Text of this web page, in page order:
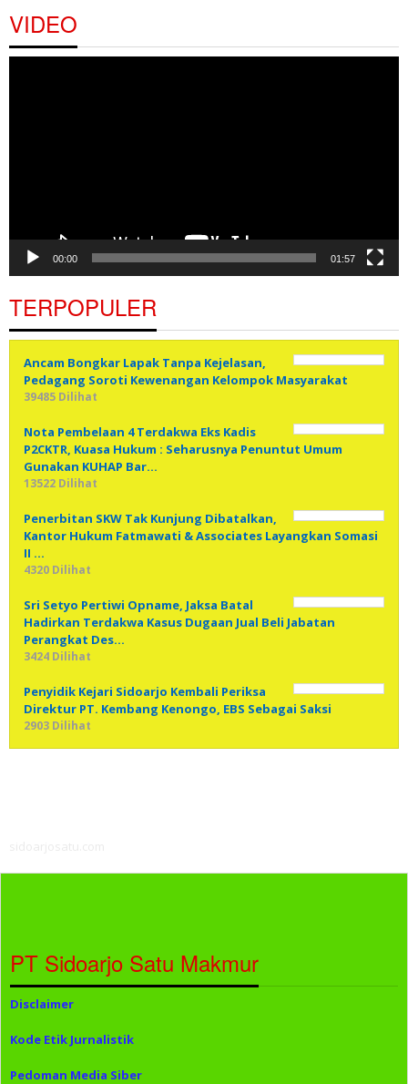
VIDEO
00:00 01:57
TERPOPULER
Ancam Bongkar Lapak Tanpa Kejelasan,
Pedagang Soroti Kewenangan Kelompok Masyarakat
39485 Dilihat
Nota Pembelaan 4 Terdakwa Eks Kadis
P2CKTR, Kuasa Hukum : Seharusnya Penuntut Umum
Gunakan KUHAP Bar…
13522 Dilihat
Penerbitan SKW Tak Kunjung Dibatalkan,
Kantor Hukum Fatmawati & Associates Layangkan Somasi
II …
4320 Dilihat
Sri Setyo Pertiwi Opname, Jaksa Batal
Hadirkan Terdakwa Kasus Dugaan Jual Beli Jabatan
Perangkat Des…
3424 Dilihat
Penyidik Kejari Sidoarjo Kembali Periksa
Direktur PT. Kembang Kenongo, EBS Sebagai Saksi
2903 Dilihat
PT Sidoarjo Satu Makmur
Disclaimer
Kode Etik Jurnalistik
Pedoman Media Siber